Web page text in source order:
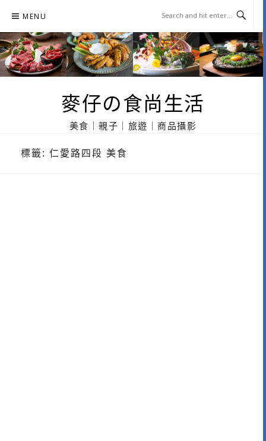
content
MENU
麥仔の食尚生活
美食｜親子｜旅遊｜商品攝影
標籤: 仁愛路四段 美食